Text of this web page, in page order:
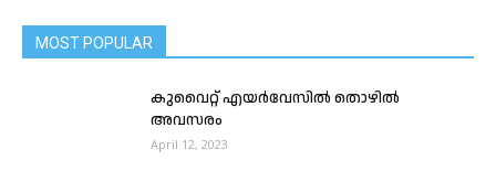
MOST POPULAR
കുവൈറ്റ് എയർവേസിൽ തൊഴിൽ
അവസരം
April 12, 2023